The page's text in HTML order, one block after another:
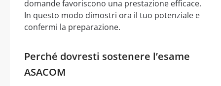
domande favoriscono una prestazione efficace.
In questo modo dimostri ora il tuo potenziale e
confermi la preparazione.
Perché dovresti sostenere l’esame
ASACOM